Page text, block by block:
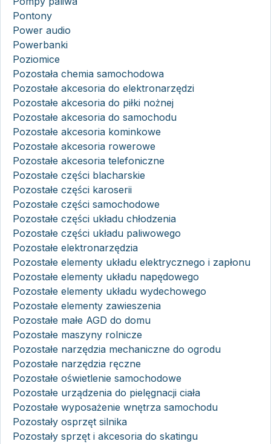
Pontony
Power audio
Powerbanki
Poziomice
Pozostała chemia samochodowa
Pozostałe akcesoria do elektronarzędzi
Pozostałe akcesoria do piłki nożnej
Pozostałe akcesoria do samochodu
Pozostałe akcesoria kominkowe
Pozostałe akcesoria rowerowe
Pozostałe akcesoria telefoniczne
Pozostałe części blacharskie
Pozostałe części karoserii
Pozostałe części samochodowe
Pozostałe części układu chłodzenia
Pozostałe części układu paliwowego
Pozostałe elektronarzędzia
Pozostałe elementy układu elektrycznego i zapłonu
Pozostałe elementy układu napędowego
Pozostałe elementy układu wydechowego
Pozostałe elementy zawieszenia
Pozostałe małe AGD do domu
Pozostałe maszyny rolnicze
Pozostałe narzędzia mechaniczne do ogrodu
Pozostałe narzędzia ręczne
Pozostałe oświetlenie samochodowe
Pozostałe urządzenia do pielęgnacji ciała
Pozostałe wyposażenie wnętrza samochodu
Pozostały osprzęt silnika
Pozostały sprzęt i akcesoria do skatingu